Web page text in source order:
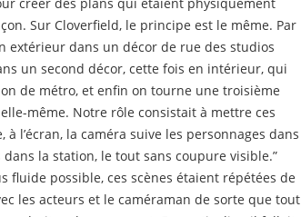
créer des plans qui étaient physiquement
Sur Cloverfield, le principe est le même. Par
extérieur dans un décor de rue des studios
un second décor, cette fois en intérieur, qui
de métro, et enfin on tourne une troisième
même. Notre rôle consistait à mettre ces
l’écran, la caméra suive les personnages dans
dans la station, le tout sans coupure visible.”
fluide possible, ces scènes étaient répétées de
les acteurs et le caméraman de sorte que tout